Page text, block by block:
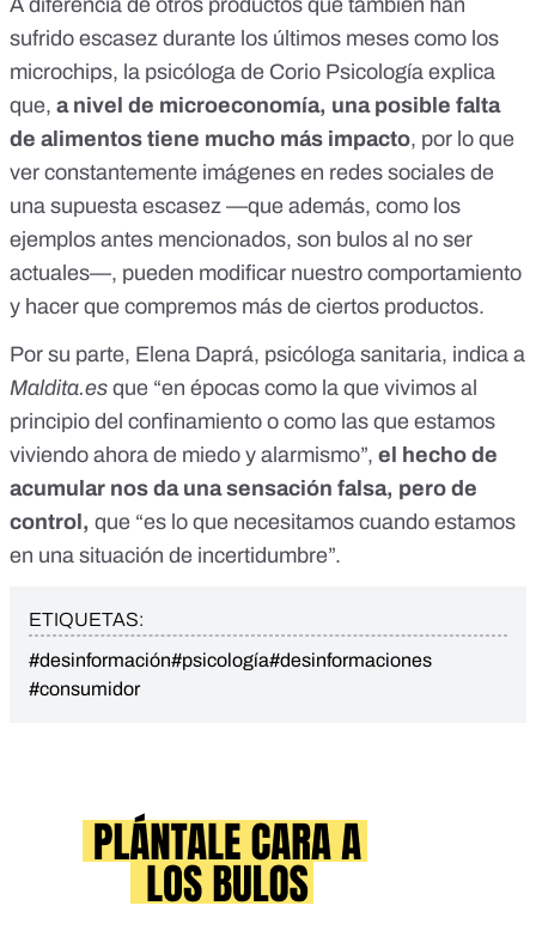
A diferencia de otros productos que también han
sufrido escasez durante los últimos meses como los
microchips, la psicóloga de Corio Psicología explica
que, a nivel de microeconomía, una posible falta
de alimentos tiene mucho más impacto, por lo que
ver constantemente imágenes en redes sociales de
una supuesta escasez —que además, como los
ejemplos antes mencionados, son bulos al no ser
actuales—, pueden modificar nuestro comportamiento
y hacer que compremos más de ciertos productos.
Por su parte, Elena Daprá, psicóloga sanitaria, indica a
Maldita.es que “en épocas como la que vivimos al
principio del confinamiento o como las que estamos
viviendo ahora de miedo y alarmismo”, el hecho de
acumular nos da una sensación falsa, pero de
control, que “es lo que necesitamos cuando estamos
en una situación de incertidumbre”.
ETIQUETAS:
#desinformación#psicología#desinformaciones
#consumidor